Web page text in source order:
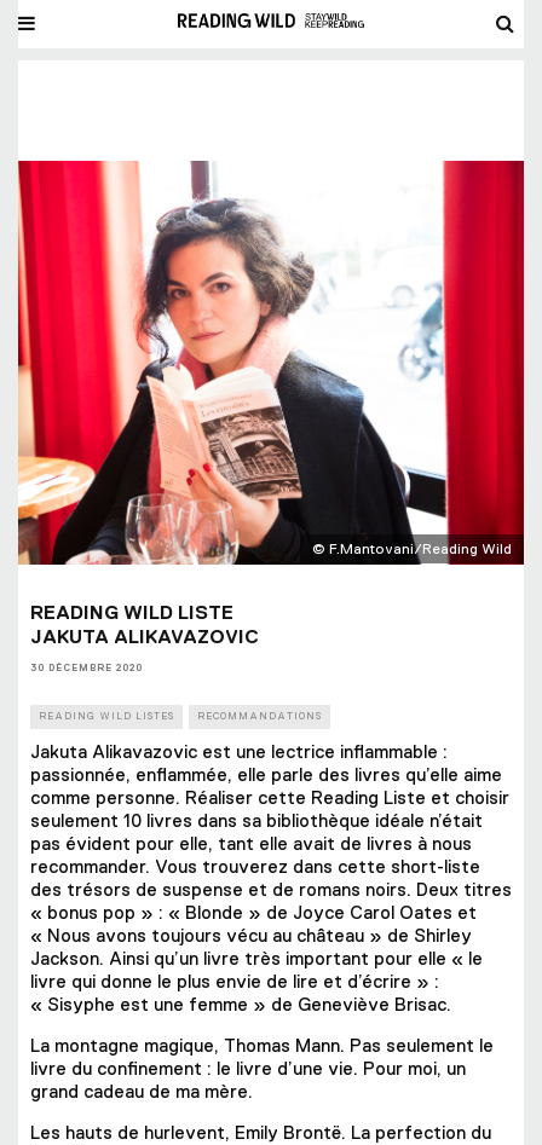
© F.Mantovani/Reading Wild
READING WILD LISTE
JAKUTA ALIKAVAZOVIC
30 DÉCEMBRE 2020
READING WILD LISTES RECOMMANDATIONS
Jakuta Alikavazovic est une lectrice inflammable :
passionnée, enflammée, elle parle des livres qu’elle aime
comme personne. Réaliser cette Reading Liste et choisir
seulement 10 livres dans sa bibliothèque idéale n’était
pas évident pour elle, tant elle avait de livres à nous
recommander. Vous trouverez dans cette short-liste
des trésors de suspense et de romans noirs. Deux titres
« bonus pop » : « Blonde » de Joyce Carol Oates et
« Nous avons toujours vécu au château » de Shirley
Jackson. Ainsi qu’un livre très important pour elle « le
livre qui donne le plus envie de lire et d’écrire » :
« Sisyphe est une femme » de Geneviève Brisac.
La montagne magique, Thomas Mann. Pas seulement le
livre du confinement : le livre d’une vie. Pour moi, un
grand cadeau de ma mère.
Les hauts de hurlevent, Emily Brontë. La perfection du